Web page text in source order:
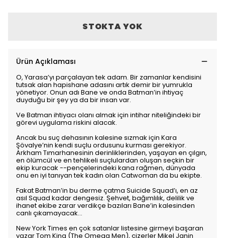
STOKTA YOK
Ürün Açıklaması
O, Yarasa’yı parçalayan tek adam. Bir zamanlar kendisini
tutsak alan hapishane adasını artık demir bir yumrukla
yönetiyor. Onun adı Bane ve onda Batman’in ihtiyaç
duyduğu bir şey ya da bir insan var.
Ve Batman ihtiyacı olanı almak için intihar niteliğindeki bir
görevi uygulama riskini alacak.
Ancak bu suç dehasının kalesine sızmak için Kara
Şövalye’nin kendi suçlu ordusunu kurması gerekiyor.
Arkham Tımarhanesinin derinliklerinden, yaşayan en çılgın,
en ölümcül ve en tehlikeli suçlulardan oluşan seçkin bir
ekip kuracak --pençelerindeki kana rağmen, dünyada
onu en iyi tanıyan tek kadın olan Catwoman da bu ekipte.
Fakat Batman’in bu derme çatma Suicide Squad’ı, en az
asıl Squad kadar dengesiz. Şehvet, bağımlılık, delilik ve
ihanet ekibe zarar verdikçe bazıları Bane’in kalesinden
canlı çıkamayacak...
New York Times en çok satanlar listesine girmeyi başaran
yazar Tom King (The Omega Men), çizerler Mikel Janin